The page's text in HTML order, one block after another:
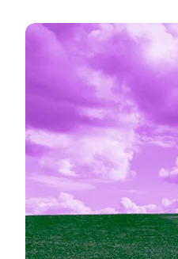
Lyt her